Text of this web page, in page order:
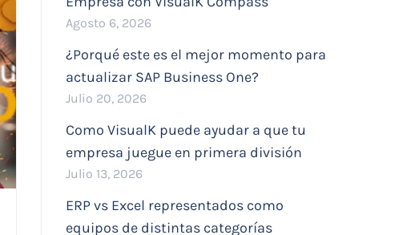
Agosto 6, 2026
¿Porqué este es el mejor momento para
actualizar SAP Business One?
Julio 20, 2026
Como VisualK puede ayudar a que tu
empresa juegue en primera división
Julio 13, 2026
ERP vs Excel representados como
equipos de distintas categorías